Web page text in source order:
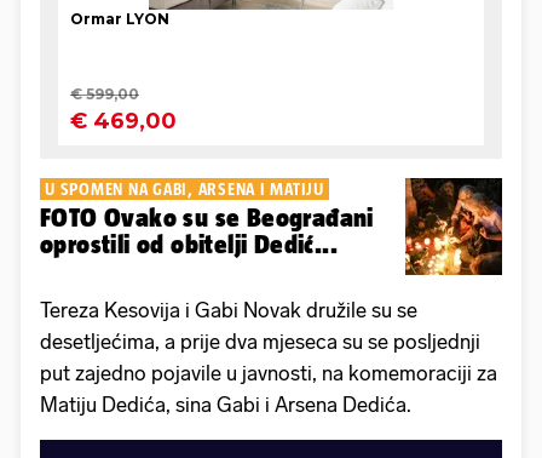
U SPOMEN NA GABI, ARSENA I MATIJU
FOTO Ovako su se Beograđani
oprostili od obitelji Dedić...
Tereza Kesovija i Gabi Novak družile su se
desetljećima, a prije dva mjeseca su se posljednji
put zajedno pojavile u javnosti, na komemoraciji za
Matiju Dedića, sina Gabi i Arsena Dedića.